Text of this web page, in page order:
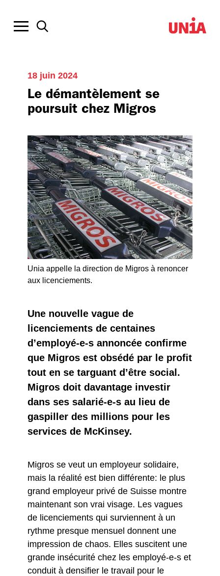
18 juin 2024
Le démantèlement se
poursuit chez Migros
Unia appelle la direction de Migros à renoncer
aux licenciements.
Une nouvelle vague de
licenciements de centaines
d’employé-e-s annoncée confirme
que Migros est obsédé par le profit
tout en se targuant d’être social.
Migros doit davantage investir
dans ses salarié-e-s au lieu de
gaspiller des millions pour les
services de McKinsey.
Migros se veut un employeur solidaire,
mais la réalité est bien différente: le plus
grand employeur privé de Suisse montre
maintenant son vrai visage. Les vagues
de licenciements qui surviennent à un
rythme presque mensuel donnent une
impression de chaos. Elles suscitent une
grande insécurité chez les employé-e-s et
conduit à densifier le travail pour le